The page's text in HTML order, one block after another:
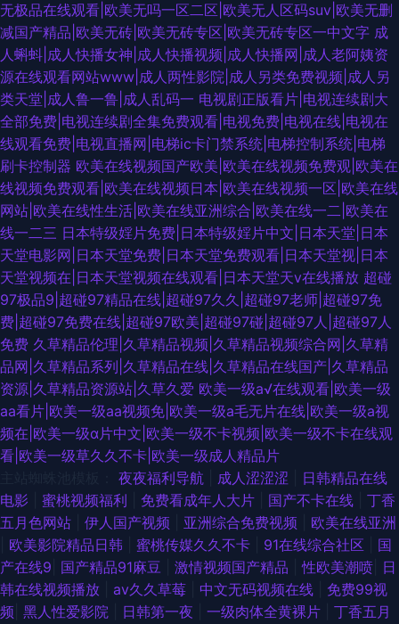
无极品在线观看|欧美无吗一区二区|欧美无人区码suv|欧美无删
减国产精品|欧美无砖|欧美无砖专区|欧美无砖专区一中文字 成
人蝌蚪|成人快播女神|成人快播视频|成人快播网|成人老阿姨资
源在线观看网站www|成人两性影院|成人另类免费视频|成人另
类天堂|成人鲁一鲁|成人乱码一 电视剧正版看片|电视连续剧大
全部免费|电视连续剧全集免费观看|电视免费|电视在线|电视在
线观看免费|电视直播网|电梯ic卡门禁系统|电梯控制系统|电梯
刷卡控制器 欧美在线视频国产欧美|欧美在线视频免费观|欧美在
线视频免费观看|欧美在线视频日本|欧美在线视频一区|欧美在线
网站|欧美在线性生活|欧美在线亚洲综合|欧美在线一二|欧美在
线一二三 日本特级婬片免费|日本特级婬片中文|日本天堂|日本
天堂电影网|日本天堂免费|日本天堂免费观看|日本天堂视|日本
天堂视频在|日本天堂视频在线观看|日本天堂天v在线播放 超碰
97极品9|超碰97精品在线|超碰97久久|超碰97老师|超碰97免
费|超碰97免费在线|超碰97欧美|超碰97碰|超碰97人|超碰97人
免费 久草精品伦理|久草精品视频|久草精品视频综合网|久草精
品网|久草精品系列|久草精品在线|久草精品在线国产|久草精品
资源|久草精品资源站|久草久爱 欧美一级a√在线观看|欧美一级
aa看片|欧美一级aa视频免|欧美一级a毛无片在线|欧美一级a视
频在|欧美一级α片中文|欧美一级不卡视频|欧美一级不卡在线观
看|欧美一级草久久不卡|欧美一级成人精品片
夜夜福利导航 成人涩涩涩
日韩精品在线
电影
蜜桃视频福利 免费看成年人大片 国产不卡在线
丁香
五月色网站
伊人国产视频 亚洲综合免费视频
欧美在线亚洲
欧美影院精品日韩 蜜桃传媒久久不卡 91在线综合社区
国
产在线9 国产精品91麻豆 激情视频国产精品 |性欧美潮喷 日
韩在线视频播放
av久久草莓 中文无码视频在线
免费99视
频 黑人性爱影院 日韩第一夜 一级肉体全黄裸片
丁香五月